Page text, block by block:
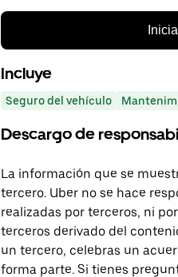
Incluye
Seguro del vehículo
Descargo de
La información que se
tercero. Uber no se hace
realizadas por terceros, ni
terceros derivado del
un tercero, celebras un
forma parte. Si tienes